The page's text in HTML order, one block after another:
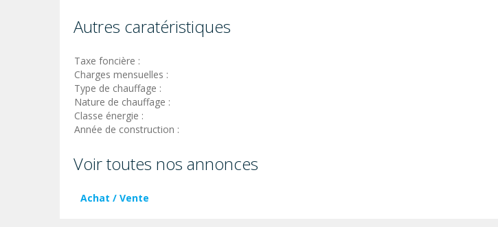
Autres caratéristiques
Taxe foncière :
Charges mensuelles :
Type de chauffage :
Nature de chauffage :
Classe énergie :
Année de construction :
Voir toutes nos annonces
Achat / Vente